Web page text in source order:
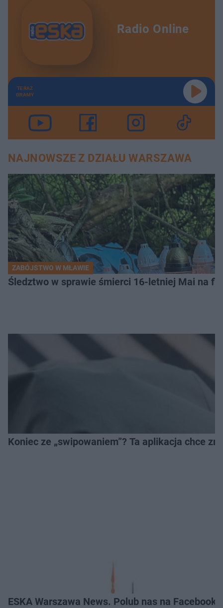
Radio Online
TERAZ
GRAMY
NAJNOWSZE Z DZIAŁU WARSZAWA
ZABÓJSTWO W MŁAWIE
Śledztwo w sprawie śmierci 16-letniej Mai na
Koniec ze „swipowaniem”? Ta aplikacja chce
ESKA Warszawa News. Polub nas na